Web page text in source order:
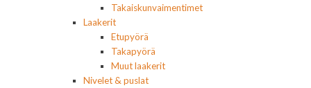
Takaiskunvaimentimet
Laakerit
Etupyörä
Takapyörä
Muut laakerit
Nivelet & puslat